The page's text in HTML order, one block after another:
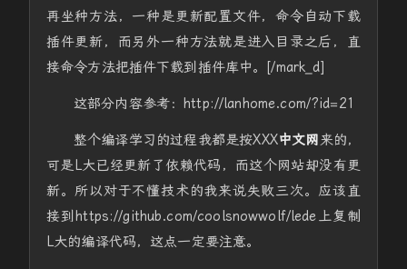
再坐种方法，一种是更新配置文件，命令自动下载
插件更新，而另外一种方法就是进入目录之后，直
接命令方法把插件下载到插件库中。[/mark_d]
这部分内容参考：http://lanhome.com/?id=21
整个编译学习的过程我都是按XXX中文网来的，
可是L大已经更新了依赖代码，而这个网站却没有更
新。所以对于不懂技术的我来说失败三次。应该直
接到https://github.com/coolsnowwolf/lede上复制
L大的编译代码，这点一定要注意。